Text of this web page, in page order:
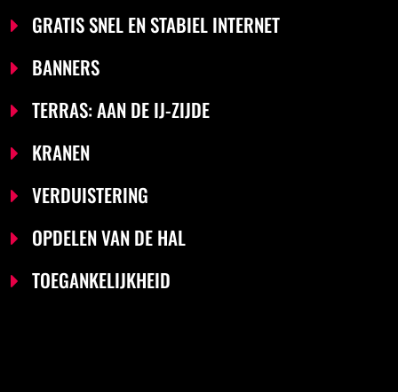
GRATIS SNEL EN STABIEL INTERNET
BANNERS
TERRAS: AAN DE IJ-ZIJDE
KRANEN
VERDUISTERING
OPDELEN VAN DE HAL
TOEGANKELIJKHEID